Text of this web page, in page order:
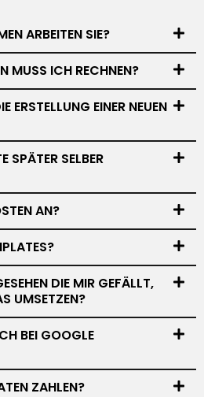
ARBEITEN SIE?
MUSS ICH RECHNEN?
ERSTELLUNG EINER NEUEN
SPÄTER SELBER
AN?
DIE MIR GEFÄLLT,
UMSETZEN?
BEI GOOGLE
ZAHLEN?